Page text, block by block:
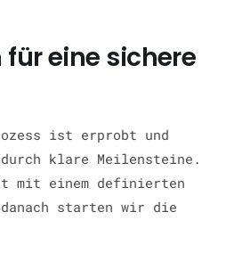
für eine sichere
ist erprobt und
klare Meilensteine.
mit einem definierten
starten wir die